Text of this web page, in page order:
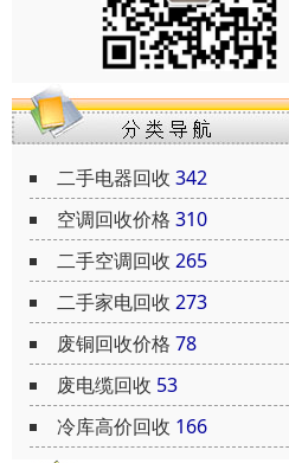
二手电器回收 342
空调回收价格 310
二手空调回收 265
二手家电回收 273
废铜回收价格 78
废电缆回收 53
冷库高价回收 166